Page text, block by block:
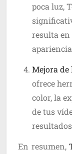
poca luz,
resulta
Mejora de
ofrece
color, la
de tus
En resumen,